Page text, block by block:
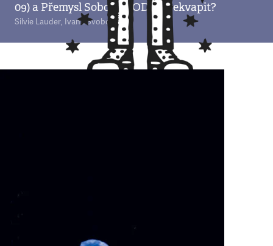
09) a Přemysl Sobotka (ODS) překvapit?
Silvie Lauder, Ivana Svobodová